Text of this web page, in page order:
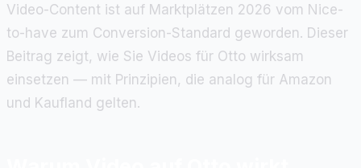
Video-Content ist auf Marktplätzen 2026 vom Nice-
to-have zum Conversion-Standard geworden. Dieser
Beitrag zeigt, wie Sie Videos für Otto wirksam
einsetzen — mit Prinzipien, die analog für Amazon
und Kaufland gelten.